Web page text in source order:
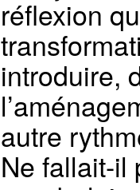
réflexion
introduire,
autre
Ne fallait-il